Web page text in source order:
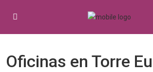
Oficinas en Torre